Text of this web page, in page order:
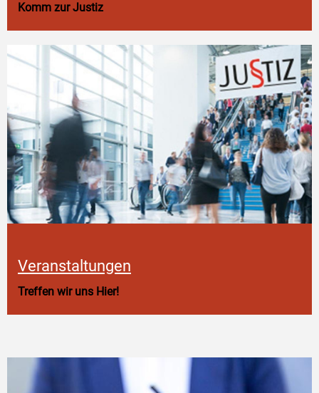
Komm zur Justiz
Veranstaltungen
Treffen wir uns Hier!